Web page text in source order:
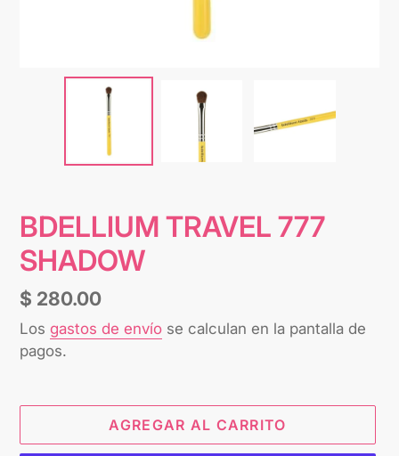
BDELLIUM TRAVEL 777
SHADOW
Precio
habitual
$ 280.00
Los gastos de envío se calculan en la pantalla de
pagos.
AGREGAR AL CARRITO